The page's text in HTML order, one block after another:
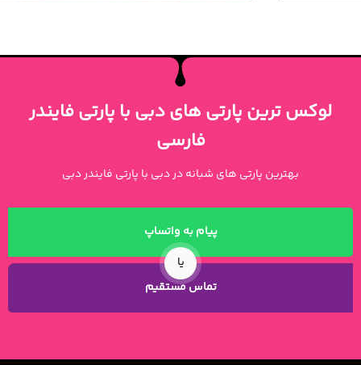
لوکس ترین پارتی های دبی با پارتی فایندر
فارسی
بهترین پارتی های شبانه در دبی با پارتی فایندر دبی
پیام به واتساپ
یا
تماس مستقیم